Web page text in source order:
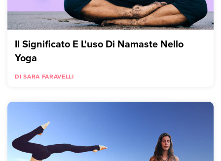
Il Significato E L'uso Di Namaste Nello
Yoga
DI SARA FARAVELLI